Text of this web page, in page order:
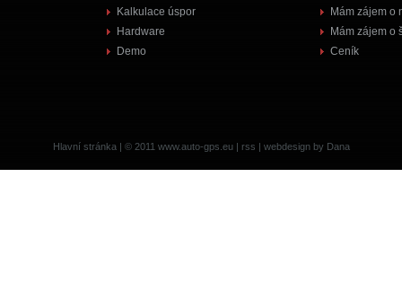
Kalkulace úspor
Hardware
Demo
Mám zájem o
Mám zájem o
Ceník
Hlavní stránka | © 2011 www.auto-gps.eu| rss webdesign by Dana